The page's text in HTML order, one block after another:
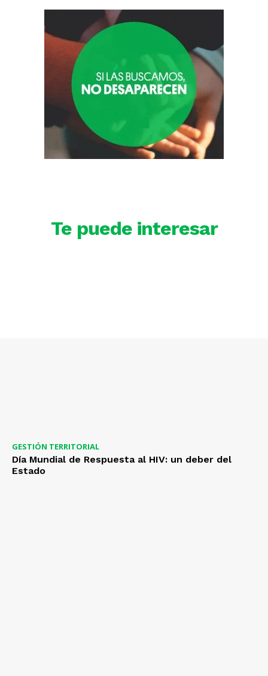
Te puede interesar
GESTIÓN TERRITORIAL
Día Mundial de Respuesta al HIV: un deber del
Estado